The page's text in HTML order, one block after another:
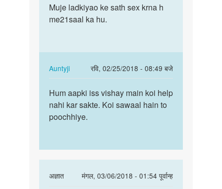
to
Hello
apki
kya
by
Auntyji
Muje
ladkiyao
sex…
Muje ladkiyao ke sath sex krna h
me21saal ka hu.
Auntyji
रवि, 02/25/2018 - 08:49 बजे
In
reply
to
Muje
ladkiyao
sex…
by
imran
Hum
aapki
iss
Hum aapki iss vishay main koi help
nahi kar sakte. Koi sawaal hain to
poochhiye.
अज्ञात
मंगल, 03/06/2018 - 01:54 पूर्वान्ह
In